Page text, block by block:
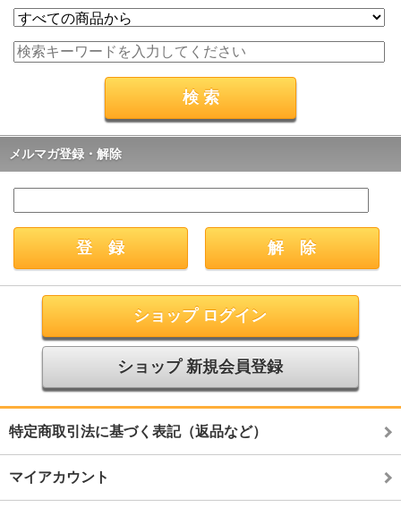
メルマガ登録・解除
ショップ ログイン
ショップ 新規会員登録
特定商取引法に基づく表記（返品など）
マイアカウント